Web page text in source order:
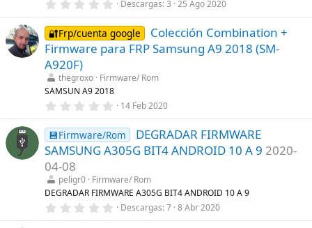
l
a
(
s
)
0
e
s
e
l
a
(
s
)
Descargas 3 25 Ago 2020
🔐Frp/cuenta google
Colección Combination +
Firmware para FRP Samsung A9 2018 (SM-
A920F)
thegroxo Firmware/ Rom
SAMSUN A9 2018
0
0
e
s
e
l
a
(
14 Feb 2020
💾Firmware/Rom
DEGRADAR FIRMWARE
SAMSUNG A305G BIT4 ANDROID 10 A 9 2020-
04-08
peligr0 Firmware/ Rom
DEGRADAR FIRMWARE A305G BIT4 ANDROID 10 A 9
0 Descargas 7 8 Abr 2020